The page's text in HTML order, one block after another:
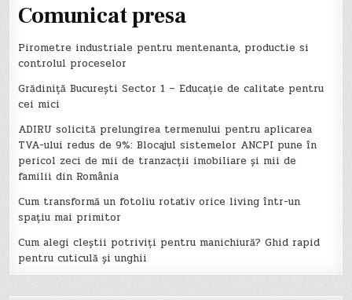
Comunicat presa
Pirometre industriale pentru mentenanta, productie si
controlul proceselor
Grădiniță București Sector 1 – Educație de calitate pentru
cei mici
ADIRU solicită prelungirea termenului pentru aplicarea
TVA-ului redus de 9%: Blocajul sistemelor ANCPI pune în
pericol zeci de mii de tranzacții imobiliare și mii de
familii din România
Cum transformă un fotoliu rotativ orice living într-un
spațiu mai primitor
Cum alegi cleștii potriviți pentru manichiură? Ghid rapid
pentru cuticulă și unghii